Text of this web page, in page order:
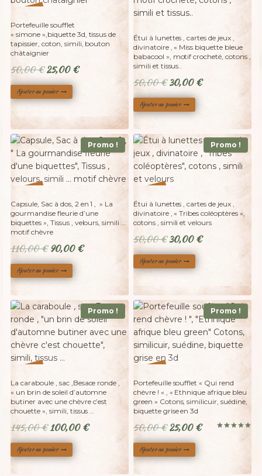
-50
Portefeuille soufflet
« simone »,biquette 3d, tissus de
tapissier, coton, simili, bouton
châtaignier
50,00€ Le
prix
initial
50,00 €.
25,00€Le
25,00 €.
Ajouter au panier
Étui à lunettes , cartes de jeux ,
divinatoire , « Miss biquette bleue
babacool », motif crocheté, cotons ,
simili et tissus..
50,00€ Le
prix
initial
50,00 €.
30,00€Le
30,00 €.
Ajouter au panier
Promo !
-
Capsule, Sac à dos, 2 en 1 , » La
gourmandise fleurie d’une
biquettes », Tissus , velours, simili …
motif chèvre
110,00€ Le
prix
initial
110,00 €.
90,00€Le
90,00 €.
Ajouter au panier
Promo !
-40
Étui à lunettes , cartes de jeux ,
divinatoire , « Tribes coléoptères »,
cotons , simili et velours
50,00€ Le
prix
initial
30,00€Le
30,00 €.
Ajouter au panier
Promo !
La caraboule , sac ,Besace ronde ,
« un brin de soleil d’automne
butiner avec une chèvre c’est
chouette », simili, tissus …
145,00€ Le
prix
initial
100,00€Le
Ajouter au panier
Promo !
-50
Portefeuille soufflet « Qui rend
chèvre ! « , « Ethnique afrique bleu
green » Cotons, similicuir, suédine,
biquette grise en 3d
50,00€ Le
prix
initial
25,00€Le
Ajouter au panier